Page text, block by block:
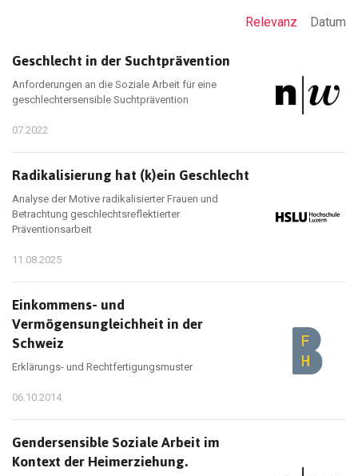
Relevanz Datum
Geschlecht in der Suchtprävention
Anforderungen an die Soziale Arbeit für eine
geschlechtersensible Suchtprävention
07.2022
Radikalisierung hat (k)ein Geschlecht
Analyse der Motive radikalisierter Frauen und
Betrachtung geschlechtsreflektierter
Präventionsarbeit
11.08.2025
Einkommens- und
Vermögensungleichheit in der
Schweiz
Erklärungs- und Rechtfertigungsmuster
06.10.2014
Gendersensible Soziale Arbeit im
Kontext der Heimerziehung.